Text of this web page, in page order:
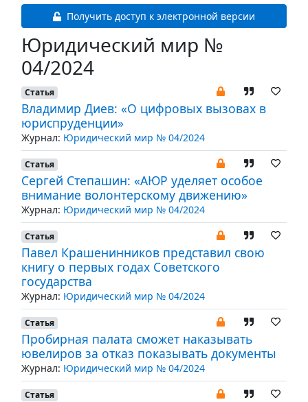
Получить доступ к электронной версии
Юридический мир №
04/2024
Статья
Владимир Диев: «О цифровых вызовах в
юриспруденции»
Журнал: Юридический мир № 04/2024
Статья
Сергей Степашин: «АЮР уделяет особое
внимание волонтерскому движению»
Журнал: Юридический мир № 04/2024
Статья
Павел Крашенинников представил свою
книгу о первых годах Советского
государства
Журнал: Юридический мир № 04/2024
Статья
Пробирная палата сможет наказывать
ювелиров за отказ показывать документы
Журнал: Юридический мир № 04/2024
Статья